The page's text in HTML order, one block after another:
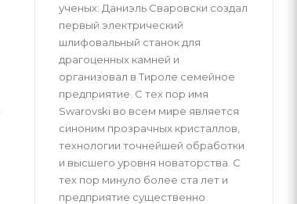
ученых: Даниэль Сваровски создал
первый электрический
шлифовальный станок для
драгоценных камней и
организовал в Тироле семейное
предприятие. С тех пор имя
Swarovski во всем мире является
синоним прозрачных кристаллов,
технологии точнейшей обработки
и высшего уровня новаторства. С
тех пор минуло более ста лет и
предприятие существенно